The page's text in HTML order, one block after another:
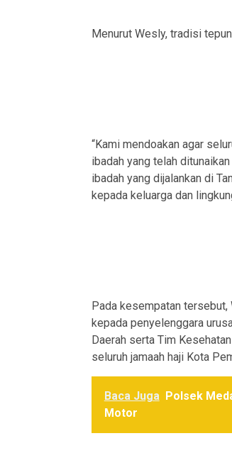
Menurut Wesly, tradisi
“Kami mendoakan agar
ibadah yang telah
ibadah yang dijalankan di
kepada keluarga dan
Pada kesempatan
kepada penyelenggara
Daerah serta Tim
seluruh jamaah haji Kota
Baca Juga Polsek
Motor